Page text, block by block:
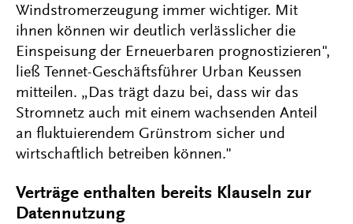
Windstromerzeugung immer wichtiger. Mit
ihnen können wir deutlich verlässlicher die
Einspeisung der Erneuerbaren prognostizieren",
ließ Tennet-Geschäftsführer Urban Keussen
mitteilen. „Das trägt dazu bei, dass wir das
Stromnetz auch mit einem wachsenden Anteil
an fluktuierendem Grünstrom sicher und
wirtschaftlich betreiben können."
Verträge enthalten bereits Klauseln zur
Datennutzung